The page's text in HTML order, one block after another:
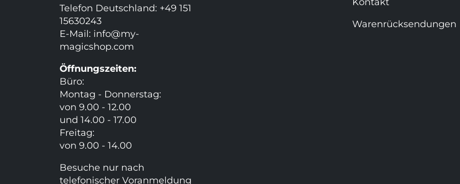
Telefon Deutschland: +49 151
15630243
E-Mail: info@my-
magicshop.com
Öffnungszeiten:
Büro:
Montag - Donnerstag:
von 9.00 - 12.00
und 14.00 - 17.00
Freitag:
von 9.00 - 14.00
Besuche nur nach
telefonischer Voranmeldung
Warenrücksendungen